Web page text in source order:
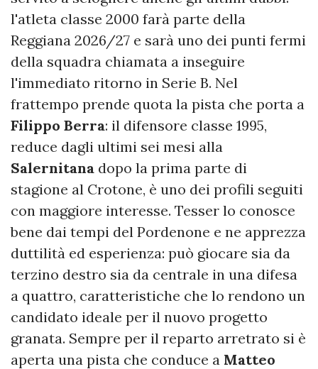
l'atleta classe 2000 farà parte della
Reggiana 2026/27 e sarà uno dei punti fermi
della squadra chiamata a inseguire
l'immediato ritorno in Serie B. Nel
frattempo prende quota la pista che porta a
Filippo Berra: il difensore classe 1995,
reduce dagli ultimi sei mesi alla
Salernitana dopo la prima parte di
stagione al Crotone, è uno dei profili seguiti
con maggiore interesse. Tesser lo conosce
bene dai tempi del Pordenone e ne apprezza
duttilità ed esperienza: può giocare sia da
terzino destro sia da centrale in una difesa
a quattro, caratteristiche che lo rendono un
candidato ideale per il nuovo progetto
granata. Sempre per il reparto arretrato si è
aperta una pista che conduce a Matteo